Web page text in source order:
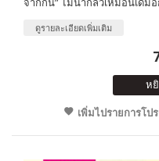
ดูรายละเอียดเพิ่มเติม
ห
เพิ่มไปรายการโป